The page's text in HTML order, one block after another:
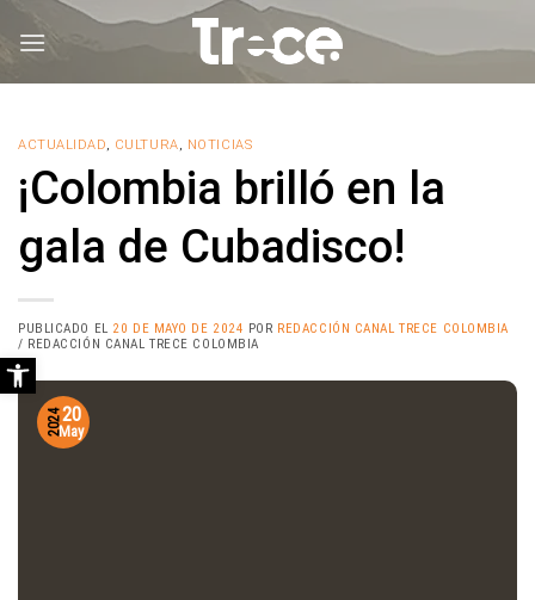
ACTUALIDAD, CULTURA, NOTICIAS
¡Colombia brilló en la
gala de Cubadisco!
PUBLICADO EL 20 DE MAYO DE 2024 POR REDACCIÓN CANAL TRECE COLOMBIA
/ REDACCIÓN CANAL TRECE COLOMBIA
20
May
2024
Abrir barra de herramientas